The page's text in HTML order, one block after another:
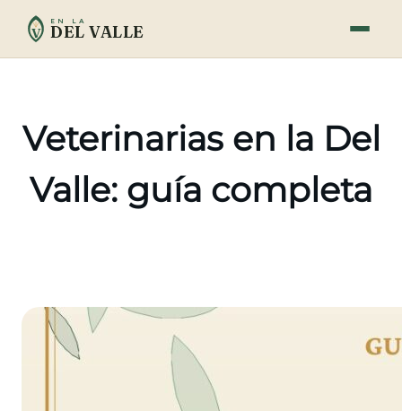
contenido
V
EN LA
DEL VALLE
Veterinarias en la Del
Valle: guía completa